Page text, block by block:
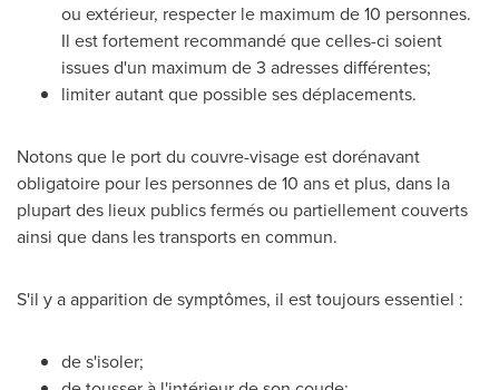
ou extérieur, respecter le maximum de 10 personnes.
Il est fortement recommandé que celles-ci soient
issues d'un maximum de 3 adresses différentes;
limiter autant que possible ses déplacements.
Notons que le port du couvre-visage est dorénavant
obligatoire pour les personnes de 10 ans et plus, dans la
plupart des lieux publics fermés ou partiellement couverts
ainsi que dans les transports en commun.
S'il y a apparition de symptômes, il est toujours essentiel :
de s'isoler;